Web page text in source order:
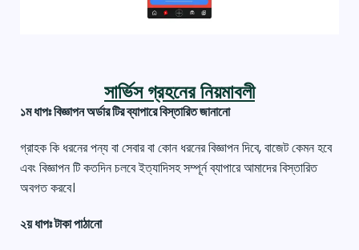
সার্ভিস গ্রহনের নিয়মাবলী
১ম ধাপঃ বিজ্ঞাপন অর্ডার টির ব্যাপারে বিস্তারিত জানানো
গ্রাহক কি ধরনের পন্য বা সেবার বা কোন ধরনের বিজ্ঞাপন দিবে, বাজেট কেমন হবে
এবং বিজ্ঞাপন টি কতদিন চলবে ইত্যাদিসহ সম্পূর্ন ব্যাপারে আমাদের বিস্তারিত
অবগত করবে।
২য় ধাপঃ টাকা পাঠানো